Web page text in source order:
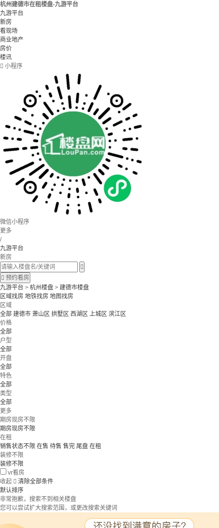
杭州建德市在租楼盘-九游平台
九游平台
新房
看现场
商业地产
房价
楼讯
 小程序
微信小程序
更多
/
九游平台
新房

 预约看房
九游平台 > 杭州楼盘 > 建德市楼盘
区域找房 地铁找房 地图找房
区域
全部 建德市 萧山区 拱墅区 西湖区 上城区 滨江区
价格
全部
户型
全部
开盘
全部
特色
全部
类型
全部
更多
期房现房不限
期房现房不限
在租
销售状态不限 在售 待售 售完 尾盘 在租
装修不限
装修不限
vr看房
收起  清除全部条件
默认排序
非常抱歉，搜索不到相关楼盘
您可以尝试扩大搜索范围，或更改搜索关键词